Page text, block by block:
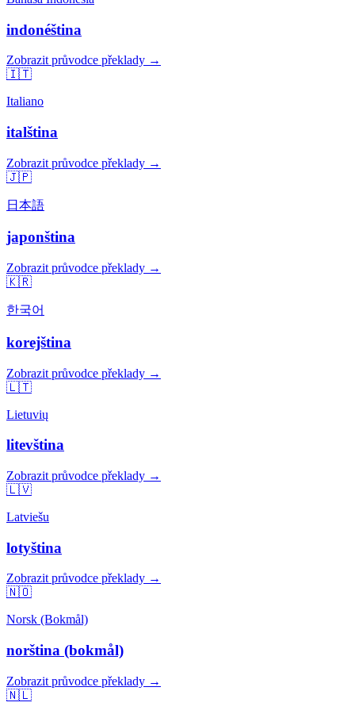
indonéština
Zobrazit průvodce překlady →
🇮🇹
Italiano
italština
Zobrazit průvodce překlady →
🇯🇵
日本語
japonština
Zobrazit průvodce překlady →
🇰🇷
한국어
korejština
Zobrazit průvodce překlady →
🇱🇹
Lietuvių
litevština
Zobrazit průvodce překlady →
🇱🇻
Latviešu
lotyština
Zobrazit průvodce překlady →
🇳🇴
Norsk (Bokmål)
norština (bokmål)
Zobrazit průvodce překlady →
🇳🇱